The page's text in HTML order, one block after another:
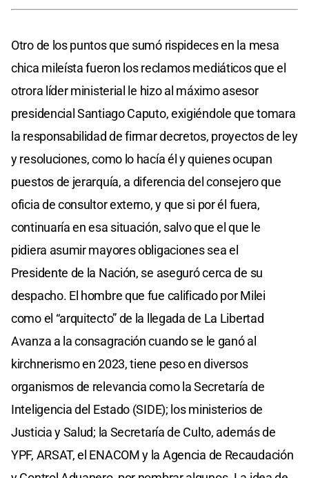
Otro de los puntos que sumó rispideces en la mesa
chica mileísta fueron los reclamos mediáticos que el
otrora líder ministerial le hizo al máximo asesor
presidencial Santiago Caputo, exigiéndole que tomara
la responsabilidad de firmar decretos, proyectos de ley
y resoluciones, como lo hacía él y quienes ocupan
puestos de jerarquía, a diferencia del consejero que
oficia de consultor externo, y que si por él fuera,
continuaría en esa situación, salvo que el que le
pidiera asumir mayores obligaciones sea el
Presidente de la Nación, se aseguró cerca de su
despacho. El hombre que fue calificado por Milei
como el “arquitecto” de la llegada de La Libertad
Avanza a la consagración cuando se le ganó al
kirchnerismo en 2023, tiene peso en diversos
organismos de relevancia como la Secretaría de
Inteligencia del Estado (SIDE); los ministerios de
Justicia y Salud; la Secretaría de Culto, además de
YPF, ARSAT, el ENACOM y la Agencia de Recaudación